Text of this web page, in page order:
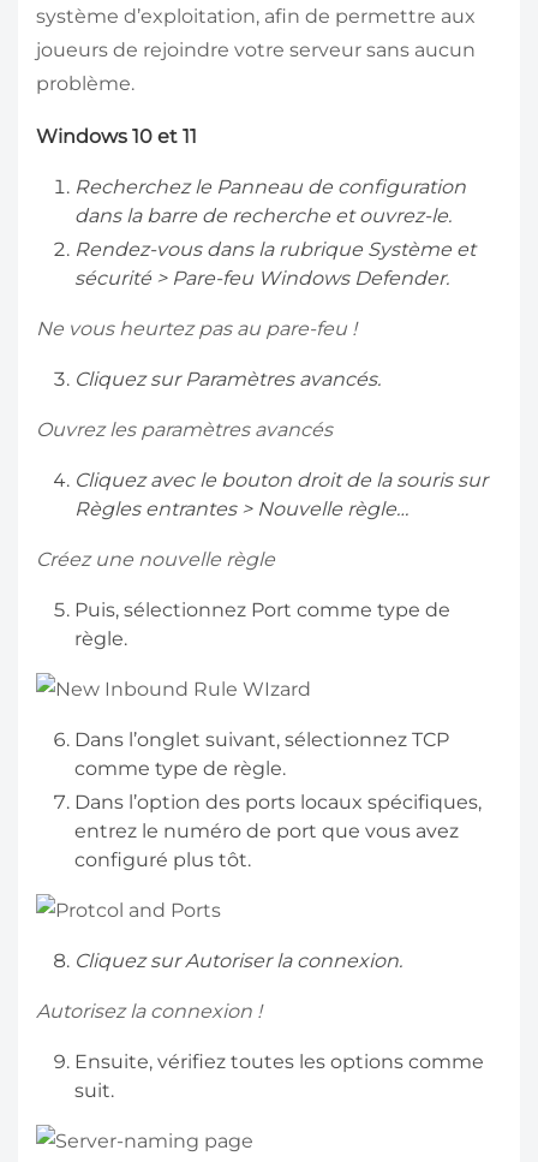
système d’exploitation, afin de permettre aux
joueurs de rejoindre votre serveur sans aucun
problème.
Windows 10 et 11
Recherchez le Panneau de configuration
dans la barre de recherche et ouvrez-le.
Rendez-vous dans la rubrique Système et
sécurité > Pare-feu Windows Defender.
Ne vous heurtez pas au pare-feu !
Cliquez sur Paramètres avancés.
Ouvrez les paramètres avancés
Cliquez avec le bouton droit de la souris sur
Règles entrantes > Nouvelle règle…
Créez une nouvelle règle
Puis, sélectionnez Port comme type de
règle.
Dans l’onglet suivant, sélectionnez TCP
comme type de règle.
Dans l’option des ports locaux spécifiques,
entrez le numéro de port que vous avez
configuré plus tôt.
Cliquez sur Autoriser la connexion.
Autorisez la connexion !
Ensuite, vérifiez toutes les options comme
suit.